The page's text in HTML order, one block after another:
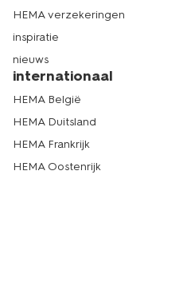
HEMA verzekeringen
inspiratie
nieuws
internationaal
HEMA België
HEMA Duitsland
HEMA Frankrijk
HEMA Oostenrijk